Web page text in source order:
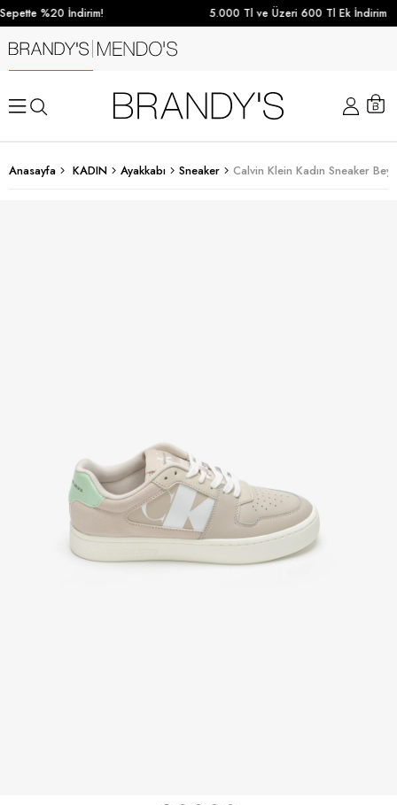
%20 İndirim! 5.000 Tl ve Üzeri 600 Tl Ek İndirim
Anasayfa KADIN Ayakkabı Sneaker Calvin Klein Kadın Sneaker